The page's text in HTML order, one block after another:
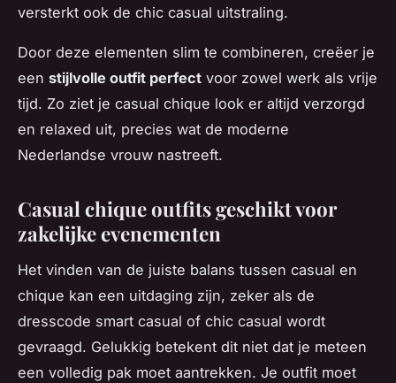
versterkt ook de chic casual uitstraling.
Door deze elementen slim te combineren, creëer je
een stijlvolle outfit perfect voor zowel werk als vrije
tijd. Zo ziet je casual chique look er altijd verzorgd
en relaxed uit, precies wat de moderne
Nederlandse vrouw nastreeft.
Casual chique outfits geschikt voor
zakelijke evenementen
Het vinden van de juiste balans tussen casual en
chique kan een uitdaging zijn, zeker als de
dresscode smart casual of chic casual wordt
gevraagd. Gelukkig betekent dit niet dat je meteen
een volledig pak moet aantrekken. Je outfit moet